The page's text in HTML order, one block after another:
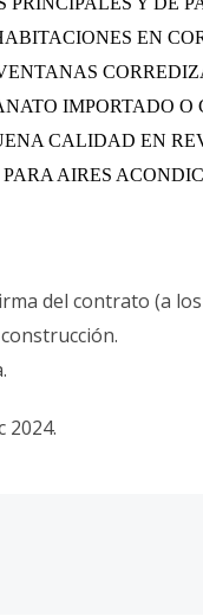
EN
IMPORTADO O
CALIDAD EN
AIRES
del contrato (a
2024.